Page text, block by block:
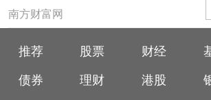
季度有什么重大卖出？
南方财富网
推荐 股票 财经
债券
理财 港股